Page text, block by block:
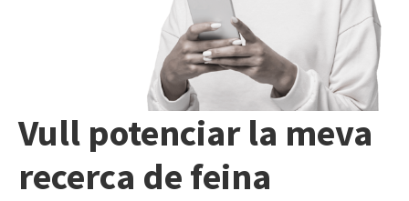
Vull potenciar la meva
recerca de feina